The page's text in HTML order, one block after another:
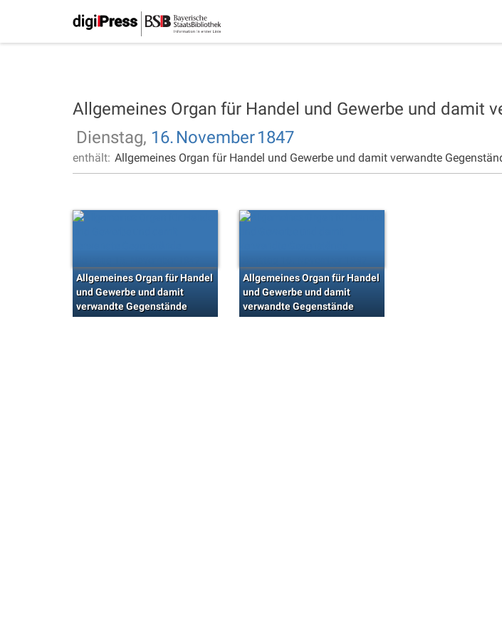
Allgemeines Organ für Handel und Gewerbe und damit
Dienstag, 16. November1847
enthält: Allgemeines Organ für Handel und Gewerbe und damit verwandte
Allgemeines Organ für Handel
und Gewerbe und damit
verwandte Gegenstände
Allgemeines Organ für Handel
und Gewerbe und damit
verwandte Gegenstände